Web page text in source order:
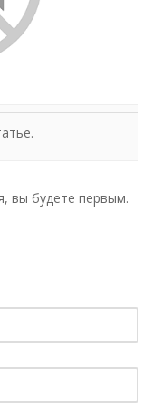
вы будете первым.